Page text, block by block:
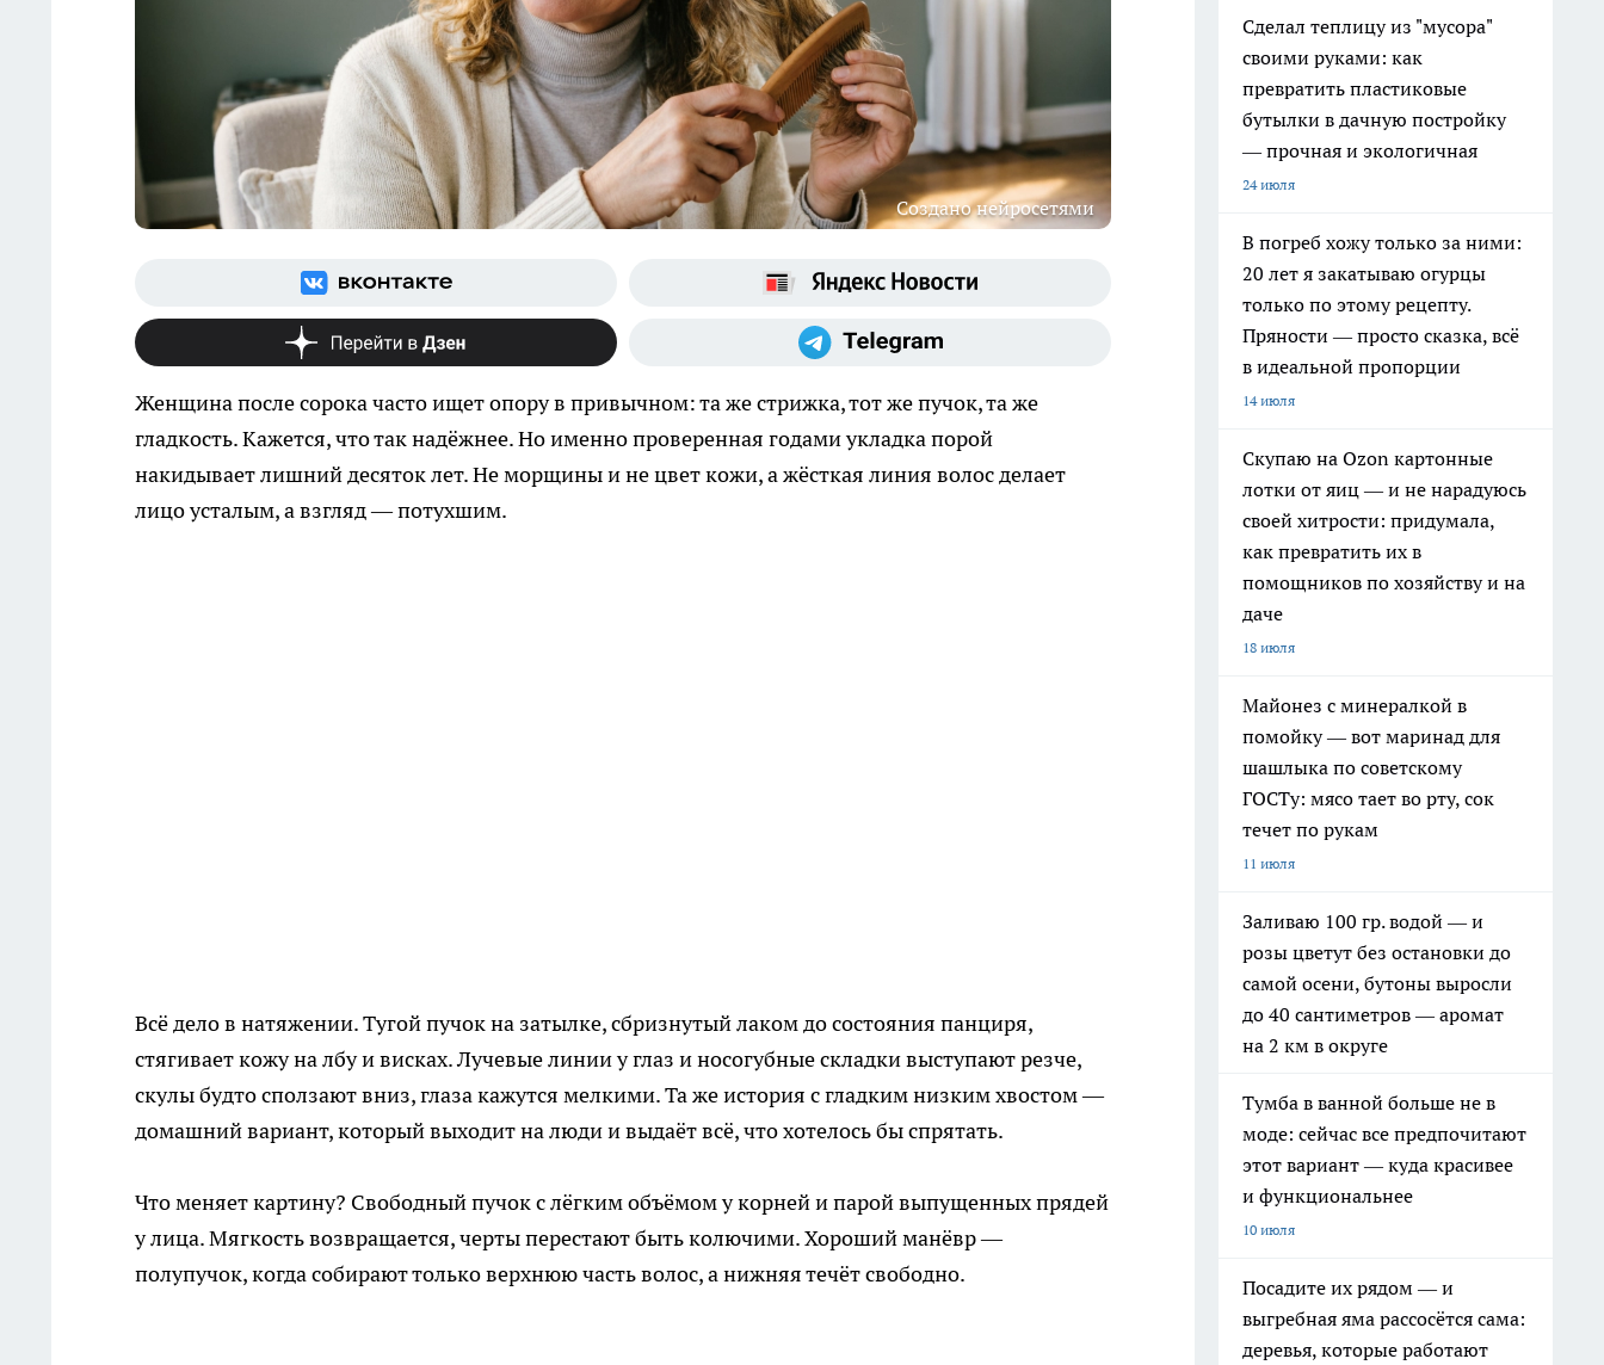
Создано нейросетями
Женщина после сорока часто ищет опору в привычном: та же стрижка, тот же пучок, та же
гладкость. Кажется, что так надёжнее. Но именно проверенная годами укладка порой
накидывает лишний десяток лет. Не морщины и не цвет кожи, а жёсткая линия волос делает
лицо усталым, а взгляд — потухшим.
Всё дело в натяжении. Тугой пучок на затылке, сбризнутый лаком до состояния панциря,
стягивает кожу на лбу и висках. Лучевые линии у глаз и носогубные складки выступают резче,
скулы будто сползают вниз, глаза кажутся мелкими. Та же история с гладким низким хвостом —
домашний вариант, который выходит на люди и выдаёт всё, что хотелось бы спрятать.
Что меняет картину? Свободный пучок с лёгким объёмом у корней и парой выпущенных прядей
у лица. Мягкость возвращается, черты перестают быть колючими. Хороший манёвр —
полупучок, когда собирают только верхнюю часть волос, а нижняя течёт свободно.
Сделал теплицу из "мусора"
своими руками: как
превратить пластиковые
бутылки в дачную постройку
— прочная и экологичная
24 июля
В погреб хожу только за ними:
20 лет я закатываю огурцы
только по этому рецепту.
Пряности — просто сказка, всё
в идеальной пропорции
14 июля
Скупаю на Ozon картонные
лотки от яиц — и не нарадуюсь
своей хитрости: придумала,
как превратить их в
помощников по хозяйству и на
даче
18 июля
Майонез с минералкой в
помойку — вот маринад для
шашлыка по советскому
ГОСТу: мясо тает во рту, сок
течет по рукам
11 июля
Заливаю 100 гр. водой — и
розы цветут без остановки до
самой осени, бутоны выросли
до 40 сантиметров — аромат
на 2 км в округе
Тумба в ванной больше не в
моде: сейчас все предпочитают
этот вариант — куда красивее
и функциональнее
10 июля
Посадите их рядом — и
выгребная яма рассосётся сама:
деревья, которые работают